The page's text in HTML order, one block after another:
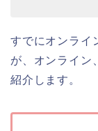
すでにオンライ
が、オンライン
紹介します。